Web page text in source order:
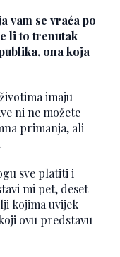
vam se vraća po
li to trenutak
ona koja
imaju
ni ne možete
primanja, ali
sve platiti i
mi pet, deset
kojima uvijek
ovu predstavu